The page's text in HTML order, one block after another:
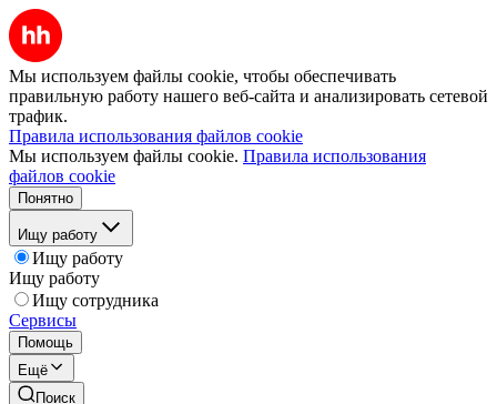
Мы используем файлы cookie, чтобы обеспечивать
правильную работу нашего веб-сайта и анализировать сетевой
трафик.
Правила использования файлов cookie
Мы используем файлы cookie. Правила использования
файлов cookie
Понятно
Ищу работу
Ищу работу
Ищу работу
Ищу сотрудника
Сервисы
Помощь
Ещё
Поиск